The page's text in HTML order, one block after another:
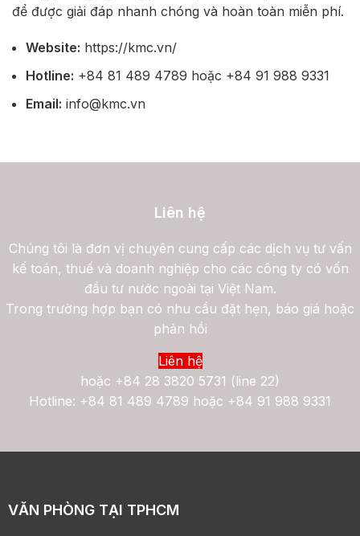
để được giải đáp nhanh chóng và hoàn toàn miễn phí.
Website: https://kmc.vn/
Hotline: +84 81 489 4789 hoặc +84 91 988 9331
Email: info@kmc.vn
Liên hệ
Chúng tôi là đơn vị chuyên cung cấp các dịch vụ tư vấn
kế toán, thuế và doanh nghiệp cho các công ty có vốn
đầu tư nước ngoài tại Việt Nam.
Trong trường hợp bạn có nhu cầu đặt hẹn, báo giá hoặc
phản hồi
Liên hệ
hoặc +84 28 3820 5731 (line 22)
Hotline: +84 81 489 4789 hoặc +84 91 988 9331
VĂN PHÒNG TẠI TPHCM